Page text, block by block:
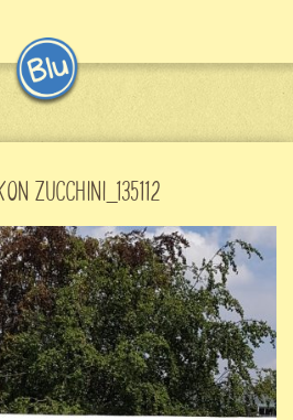
ZUCCHINI_135112